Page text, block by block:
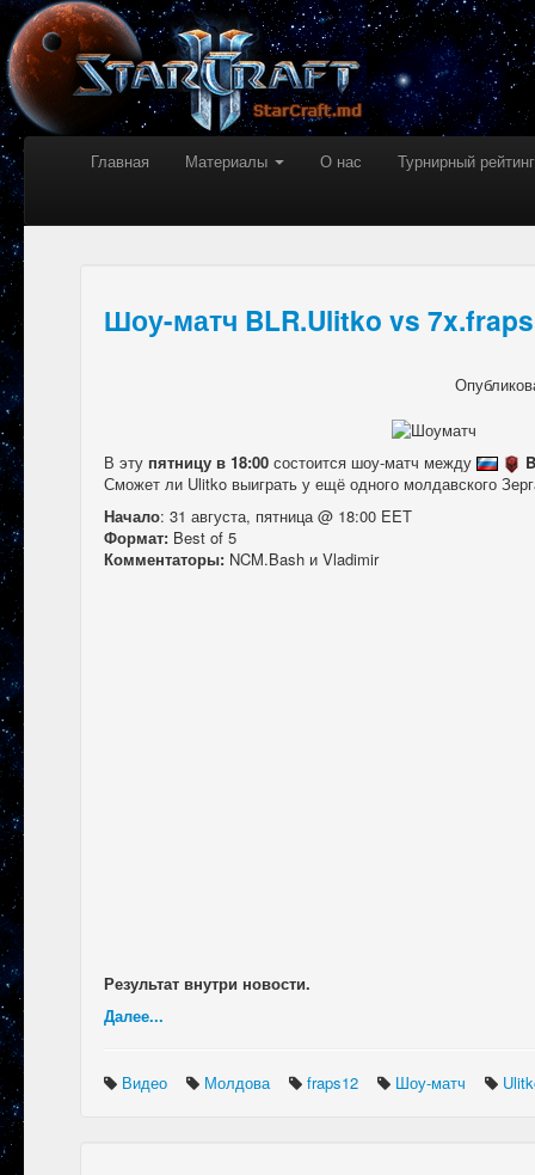
Главная Материалы О нас Турнирный рейтинг
Шоу-матч BLR.Ulitko vs
В эту пятницу в 18:00 состоится шоу-матч между
Сможет ли Ulitko выиграть у ещё одного молдавского
Начало: 31 августа, пятница @ 18:00 EET
Формат: Best of 5
Комментаторы: NCM.Bash и Vladimir
Результат внутри новости.
Далее...
Видео Молдова fraps12 Шоу-матч